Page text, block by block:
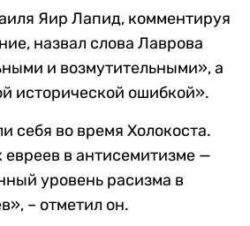
Яир Лапид, комментируя
назвал слова Лаврова
и возмутительными», а
исторической ошибкой».
себя во время Холокоста.
в антисемитизме —
уровень расизма в
– отметил он.